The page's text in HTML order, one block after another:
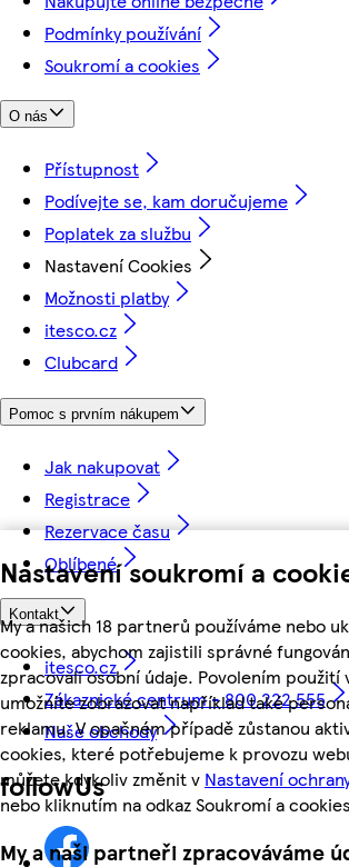
Nastavení soukromí a
My a našich 18 partnerů používáme nebo
cookies, abychom zajistili správné
zpracovali osobní údaje. Povolením použití
umožníte zobrazovat například také
reklamu. V opačném případě zůstanou
cookies, které potřebujeme k provozu
můžete kdykoliv změnit v Nastavení
nebo kliknutím na odkaz Soukromí a
My a naši partneři zpracováváme
Podmínky používání
Soukromí a cookies
O nás
Přístupnost
Podívejte se, kam doručujeme
Poplatek za službu
Nastavení Cookies
Možnosti platby
itesco.cz
Clubcard
Pomoc s prvním nákupem
Jak nakupovat
Registrace
Rezervace času
Oblíbené
Kontakt
itesco.cz
Zákaznické centrum - 800 222 555
Naše obchody
followUs